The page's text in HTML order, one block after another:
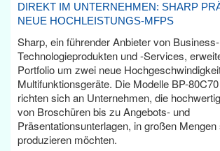
DIREKT IM UNTERNEHMEN: SHARP
NEUE HOCHLEISTUNGS-MFPS
Sharp, ein führender Anbieter von Business-
Technologieprodukten und -Services,
Portfolio um zwei neue
Multifunktionsgeräte. Die Modelle BP-
richten sich an Unternehmen, die
von Broschüren bis zu Angebots- und
Präsentationsunterlagen, in großen
produzieren möchten.